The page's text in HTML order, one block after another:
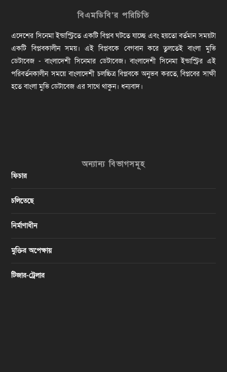
বিএমডিবি’র পরিচিতি
এদেশের সিনেমা ইন্ডাস্ট্রিতে একটি বিপ্লব ঘটতে যাচ্ছে এবং হয়তো বর্তমান সময়টা
একটি বিপ্লবকালীন সময়। এই বিপ্লবকে বেগবান করে তুলতেই বাংলা মুভি
ডেটাবেজ - বাংলাদেশী সিনেমার ডেটাবেজ। বাংলাদেশী সিনেমা ইন্ডাস্ট্রির এই
পরিবর্তনকালীন সময়ে বাংলাদেশী চলচ্চিত্র বিপ্লবকে অনুভব করতে, বিপ্লবের সাক্ষী
হতে বাংলা মুভি ডেটাবেজ এর সাথে থাকুন। ধন্যবাদ।
অন্যান্য বিভাগসমূহ
ফিচার
চলিতেছে
নির্মাণাধীন
মুক্তির অপেক্ষায়
টিজার-ট্রেলার